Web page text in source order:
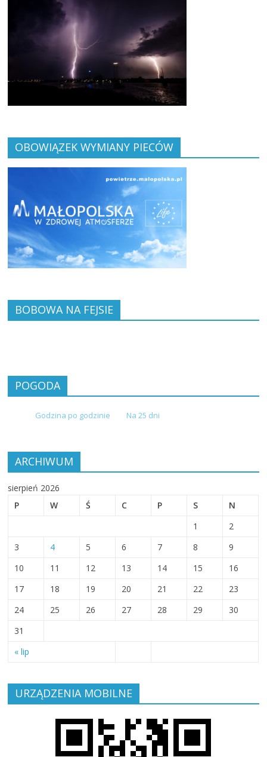
OBOWIĄZEK WYMIANY PIECÓW
BOBOWA NA FEJSIE
POGODA
Godzina po godzinie Na 25 dni
ARCHIWUM
sierpień 2026
P
W Ś C P S N
« lip
1
2
3
4 5 6 7 8
9
10
11 12 13 14 15
16
17
18 19 20 21 22
23
24
25 26 27 28 29
30
31
URZĄDZENIA MOBILNE